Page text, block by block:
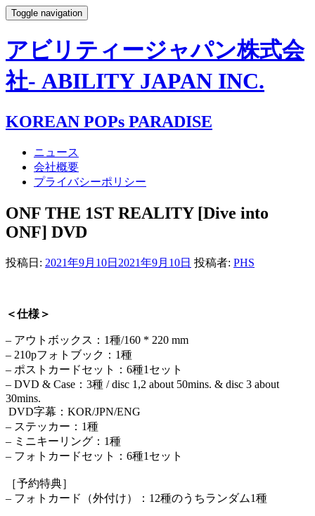
Toggle navigation
アビリティージャパン株式会
社- ABILITY JAPAN INC.
KOREAN POPs PARADISE
ニュース
会社概要
プライバシーポリシー
ONF THE 1ST REALITY [Dive into
ONF] DVD
投稿日: 2021年9月10日 2021年9月10日 投稿者: PHS
＜仕様＞
– アウトボックス：1種/160 * 220 mm
– 210pフォトブック：1種
– ポストカードセット：6種1セット
– DVD & Case：3種 / disc 1,2 about 50mins. & disc 3 about
30mins.
DVD字幕：KOR/JPN/ENG
– ステッカー：1種
– ミニキーリング：1種
– フォトカードセット：6種1セット
［予約特典］
– フォトカード（外付け）：12種のうちランダム1種